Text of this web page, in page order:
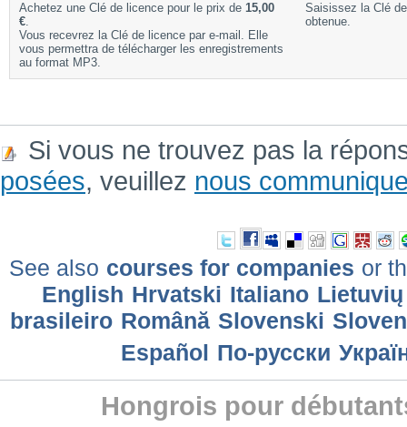
Achetez une Clé de licence pour le prix de 15,00
€.
Vous recevrez la Clé de licence par e-mail. Elle
vous permettra de télécharger les enregistrements
au format MP3.
Saisissez la Clé
obtenue.
Si vous ne trouvez pas la
posées, veuillez nous
See also courses for companies or
English Hrvatski Italiano Lietuvių
brasileiro Română Slovenski
Еspañol По-русски
Hongrois pour